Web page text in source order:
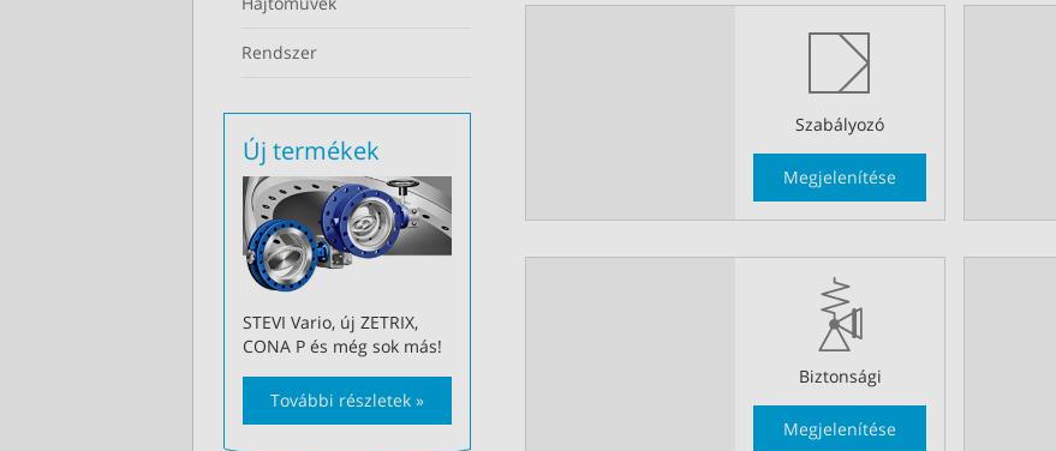
Szabályozó
Megjelenítése
Biztonsági
Megjelenítése
Rendszer
Új termékek
STEVI Vario, új ZETRIX,
CONA P és még sok más!
További részletek »